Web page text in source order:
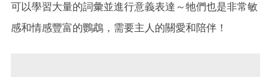
可以學習大量的詞彙並進行意義表達～牠們也是非常敏
感和情感豐富的鸚鵡，需要主人的關愛和陪伴！